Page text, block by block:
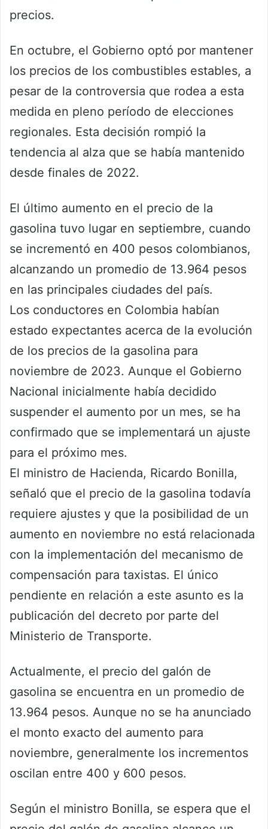
precios.
En octubre, el Gobierno optó por mantener
los precios de los combustibles estables, a
pesar de la controversia que rodea a esta
medida en pleno período de elecciones
regionales. Esta decisión rompió la
tendencia al alza que se había mantenido
desde finales de 2022.
El último aumento en el precio de la
gasolina tuvo lugar en septiembre, cuando
se incrementó en 400 pesos colombianos,
alcanzando un promedio de 13.964 pesos
en las principales ciudades del país.
Los conductores en Colombia habían
estado expectantes acerca de la evolución
de los precios de la gasolina para
noviembre de 2023. Aunque el Gobierno
Nacional inicialmente había decidido
suspender el aumento por un mes, se ha
confirmado que se implementará un ajuste
para el próximo mes.
El ministro de Hacienda, Ricardo Bonilla,
señaló que el precio de la gasolina todavía
requiere ajustes y que la posibilidad de un
aumento en noviembre no está relacionada
con la implementación del mecanismo de
compensación para taxistas. El único
pendiente en relación a este asunto es la
publicación del decreto por parte del
Ministerio de Transporte.
Actualmente, el precio del galón de
gasolina se encuentra en un promedio de
13.964 pesos. Aunque no se ha anunciado
el monto exacto del aumento para
noviembre, generalmente los incrementos
oscilan entre 400 y 600 pesos.
Según el ministro Bonilla, se espera que el